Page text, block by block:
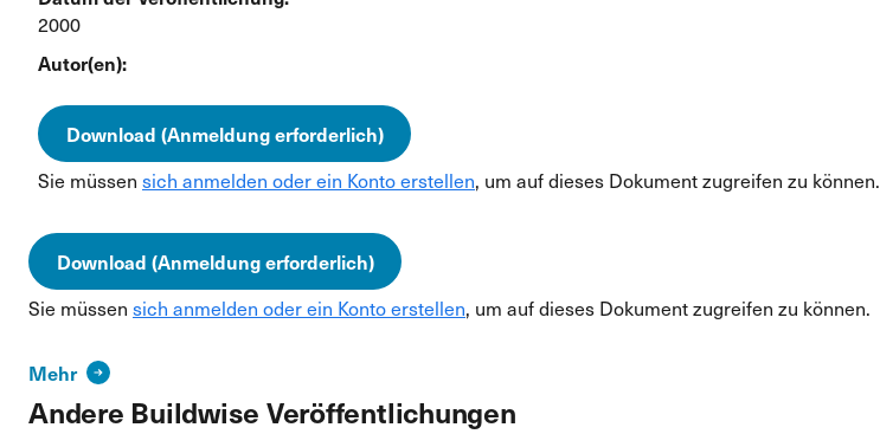
2000
Autor(en):
Download (Anmeldung erforderlich)
Sie müssen sich anmelden oder ein Konto erstellen, um auf dieses Dokument zugreifen zu können.
Download (Anmeldung erforderlich)
Sie müssen sich anmelden oder ein Konto erstellen, um auf dieses Dokument zugreifen zu können.
Mehr
Andere Buildwise Veröffentlichungen